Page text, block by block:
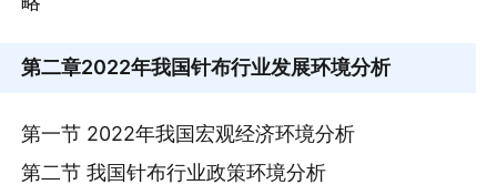
第二章2022年我国针布行业发展环境分析
第一节 2022年我国宏观经济环境分析
第二节 我国针布行业政策环境分析